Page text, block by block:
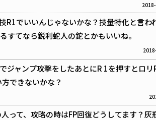
R1でいいんじゃないかな？技量特化と言わ
すてなら鋭利蛇人の鉈とかもいいね。
ジャンプ攻撃をしたあとにR 1を押すとロ
できないかな？
って、攻略の時はFP回復どうしてます？